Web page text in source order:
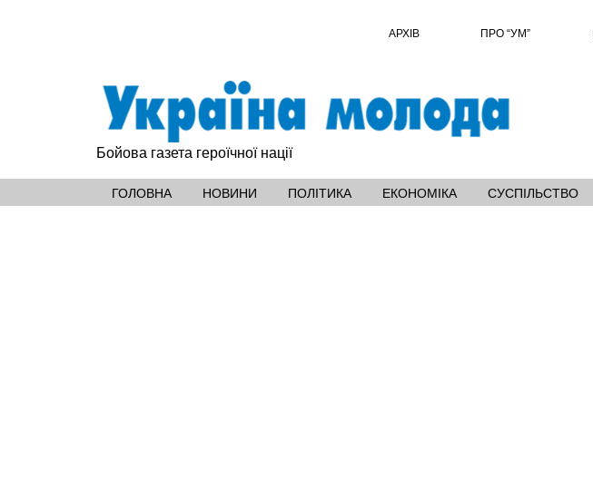
АРХІВ ПРО “УМ”
Бойова газета героїчної нації
ГОЛОВНА НОВИНИ ПОЛІТИКА ЕКОНОМІКА СУСПІЛЬСТВО